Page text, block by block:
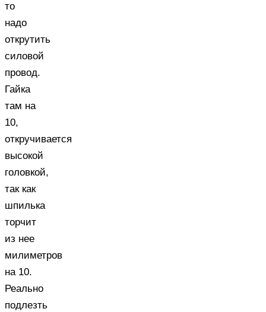
то
надо
открутить
силовой
провод.
Гайка
там на
10,
откручивается
высокой
головкой,
так как
шпилька
торчит
из нее
милиметров
на 10.
Реально
подлезть